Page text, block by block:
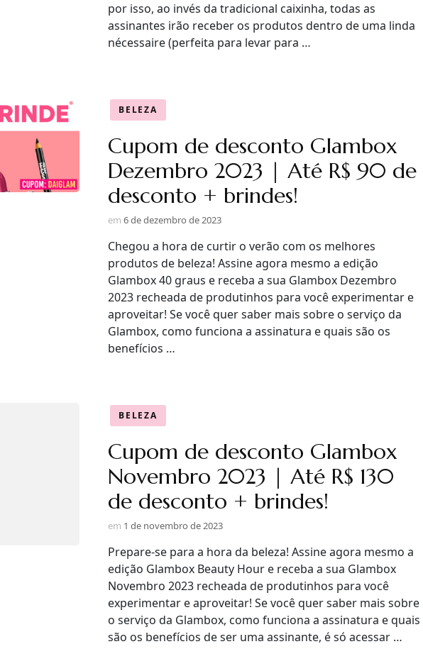
por isso, ao invés da tradicional caixinha, todas as
assinantes irão receber os produtos dentro de uma linda
nécessaire (perfeita para levar para …
BELEZA
Cupom de desconto Glambox
Dezembro 2023 | Até R$ 90 de
desconto + brindes!
em 6 de dezembro de 2023
Chegou a hora de curtir o verão com os melhores
produtos de beleza! Assine agora mesmo a edição
Glambox 40 graus e receba a sua Glambox Dezembro
2023 recheada de produtinhos para você experimentar e
aproveitar! Se você quer saber mais sobre o serviço da
Glambox, como funciona a assinatura e quais são os
benefícios …
BELEZA
Cupom de desconto Glambox
Novembro 2023 | Até R$ 130
de desconto + brindes!
em 1 de novembro de 2023
Prepare-se para a hora da beleza! Assine agora mesmo a
edição Glambox Beauty Hour e receba a sua Glambox
Novembro 2023 recheada de produtinhos para você
experimentar e aproveitar! Se você quer saber mais sobre
o serviço da Glambox, como funciona a assinatura e quais
são os benefícios de ser uma assinante, é só acessar …